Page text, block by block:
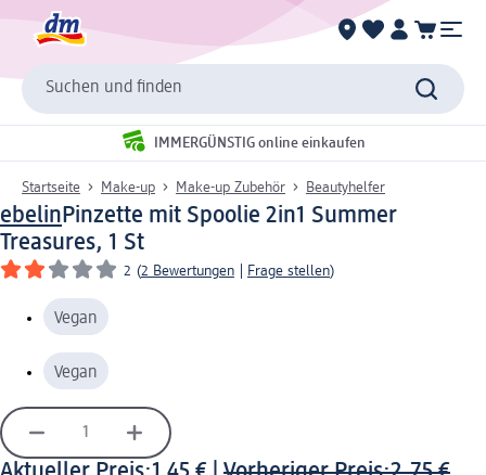
Suchen und finden
IMMERGÜNSTIG online einkaufen
Startseite Make-up Make-up Zubehör Beautyhelfer
ebelinPinzette mit Spoolie 2in1 Summer
Treasures, 1 St
2 (2 Bewertungen Frage stellen)
Vegan
Vegan